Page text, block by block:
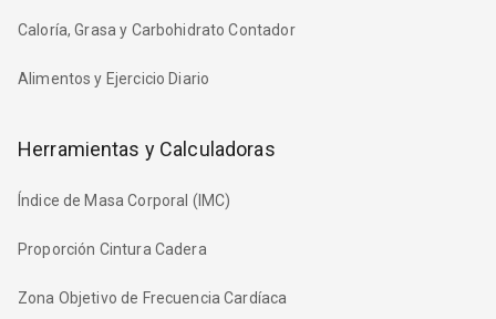
Caloría, Grasa y Carbohidrato Contador
Alimentos y Ejercicio Diario
Herramientas y Calculadoras
Índice de Masa Corporal (IMC)
Proporción Cintura Cadera
Zona Objetivo de Frecuencia Cardíaca